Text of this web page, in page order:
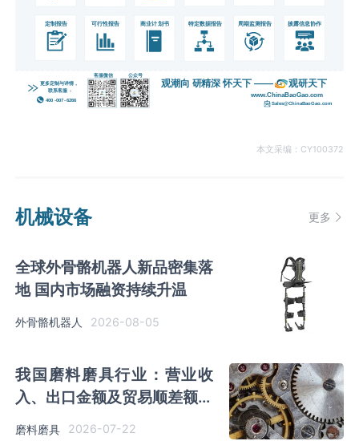
本文采编：CY100372
机械设备 更多
全球外骨骼机器人新品密集落
地 国内市场融资持续升温
外骨骼机器人 2026-08-05
我国磨料磨具行业：营业收
入、出口金额及贸易顺差额均
磨料磨具 2026-07-22